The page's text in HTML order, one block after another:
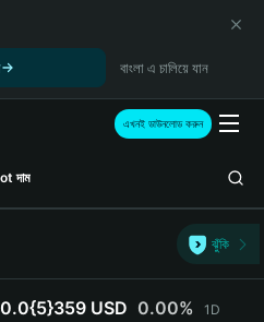
বাংলা এ চালিয়ে যান
এখনই ডাউনলোড করুন
দাম
ঝুঁকি
USD 0.00% 1D